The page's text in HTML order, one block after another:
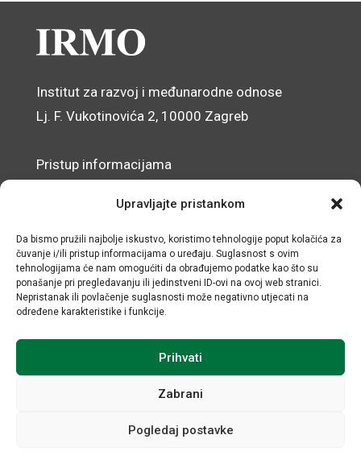
Upravljajte pristankom
Da bismo pružili najbolje iskustvo, koristimo tehnologije poput kolačića za
čuvanje i/ili pristup informacijama o uređaju. Suglasnost s ovim
tehnologijama će nam omogućiti da obrađujemo podatke kao što su
ponašanje pri pregledavanju ili jedinstveni ID-ovi na ovoj web stranici.
Nepristanak ili povlačenje suglasnosti može negativno utjecati na
određene karakteristike i funkcije.
Prihvati
Zabrani
Pogledaj postavke
Institut za razvoj i međunarodne odnose
Lj. F. Vukotinovića 2, 10000 Zagreb
Pristup informacijama
Izjava o pristupačnosti mrežnog sjedišta
© IRMO – Impresum
OIB: 31120185175
Sva prava sadržana © Institut za razvoj i međunarodne